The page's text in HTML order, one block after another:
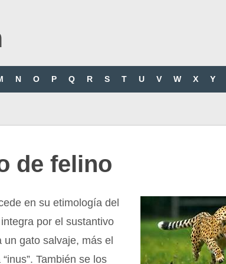
N O P Q R S T U V W X Y
de felino
en su etimología del
integra por el sustantivo
un gato salvaje, más el
También se los